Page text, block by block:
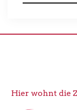
Hier wohnt die